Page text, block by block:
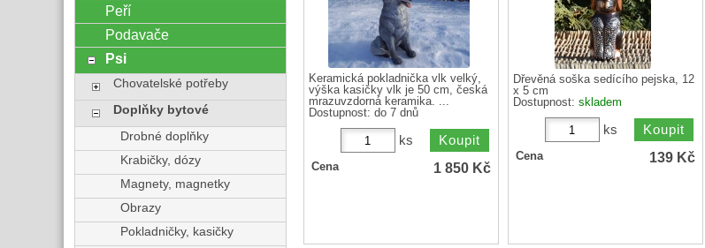
Keramická pokladnička vlk velký,
výška kasičky vlk je 50 cm, česká
mrazuvzdorná keramika. ...
Dostupnost: do 7 dnů
ks
Cena 1 850 Kč
Dřevěná soška sedícího pejska, 12
x 5 cm
Dostupnost: skladem
ks
Cena 139 Kč
Peří
Podavače
Psi
Chovatelské potřeby
Doplňky bytové
Drobné doplňky
Krabičky, dózy
Magnety, magnetky
Obrazy
Pokladničky, kasičky